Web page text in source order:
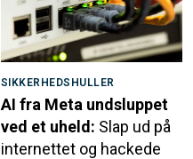
SIKKERHEDSHULLER
AI fra Meta undsluppet
ved et uheld: Slap ud på
internettet og hackede